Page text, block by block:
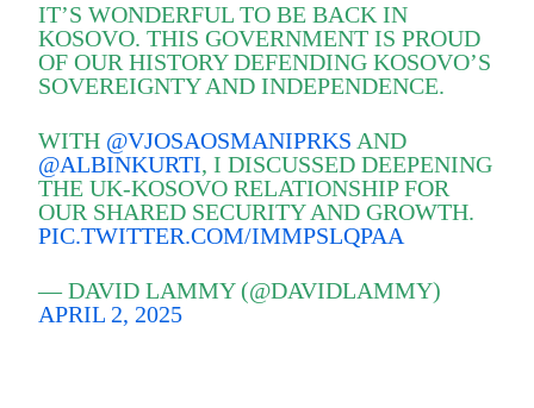
IT’S WONDERFUL TO BE BACK IN
KOSOVO. THIS GOVERNMENT IS PROUD
OF OUR HISTORY DEFENDING KOSOVO’S
SOVEREIGNTY AND INDEPENDENCE.
WITH @VJOSAOSMANIPRKS AND
@ALBINKURTI, I DISCUSSED DEEPENING
THE UK-KOSOVO RELATIONSHIP FOR
OUR SHARED SECURITY AND GROWTH.
PIC.TWITTER.COM/IMMPSLQPAA
— DAVID LAMMY (@DAVIDLAMMY)
APRIL 2, 2025